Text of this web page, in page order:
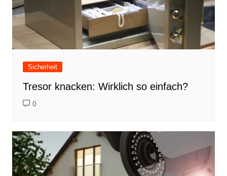
Sicherheit
Tresor knacken: Wirklich so einfach?
0